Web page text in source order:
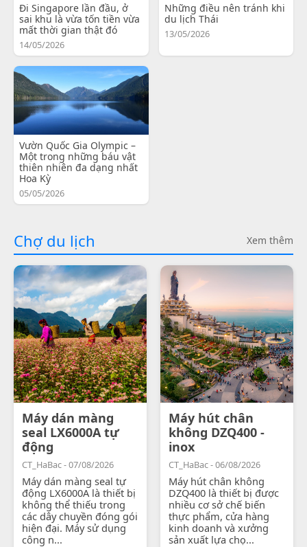
Đi Singapore lần đầu, ở
sai khu là vừa tốn tiền vừa
mất thời gian thật đó
14/05/2026
Những điều nên tránh khi
du lịch Thái
13/05/2026
Vườn Quốc Gia Olympic –
Một trong những báu vật
thiên nhiên đa dạng nhất
Hoa Kỳ
05/05/2026
Chợ du lịch Xem thêm
Máy dán màng
seal LX6000A tự
động
CT_HaBac - 07/08/2026
Máy dán màng seal tự
động LX6000A là thiết bị
không thể thiếu trong
các dây chuyền đóng gói
hiện đại. Máy sử dụng
công n...
Máy hút chân
không DZQ400 -
inox
CT_HaBac - 06/08/2026
Máy hút chân không
DZQ400 là thiết bị được
nhiều cơ sở chế biến
thực phẩm, cửa hàng
kinh doanh và xưởng
sản xuất lựa chọ...